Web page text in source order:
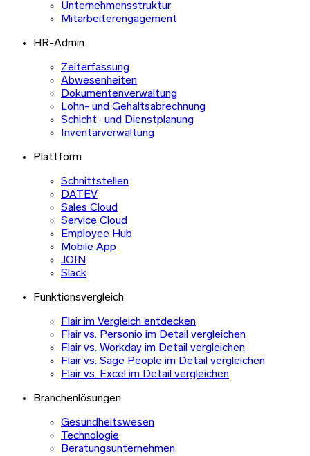
Unternehmensstruktur
Mitarbeiterengagement
HR-Admin
Zeiterfassung
Abwesenheiten
Dokumentenverwaltung
Lohn- und Gehaltsabrechnung
Schicht- und Dienstplanung
Inventarverwaltung
Plattform
Schnittstellen
DATEV
Sales Cloud
Service Cloud
Employee Hub
Mobile App
JOIN
Slack
Funktionsvergleich
Flair im Vergleich entdecken
Flair vs. Personio im Detail vergleichen
Flair vs. Workday im Detail vergleichen
Flair vs. Sage People im Detail vergleichen
Flair vs. Excel im Detail vergleichen
Branchenlösungen
Gesundheitswesen
Technologie
Beratungsunternehmen